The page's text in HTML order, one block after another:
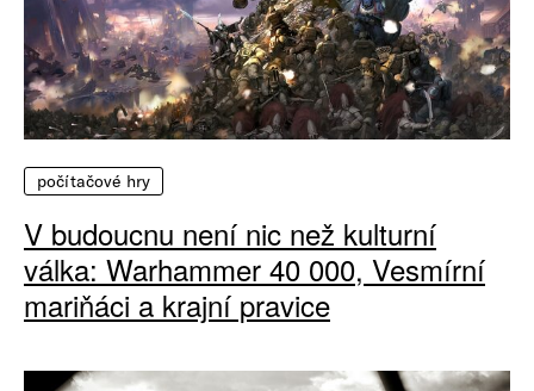
počítačové hry
V budoucnu není nic než kulturní
válka: Warhammer 40 000, Vesmírní
mariňáci a krajní pravice